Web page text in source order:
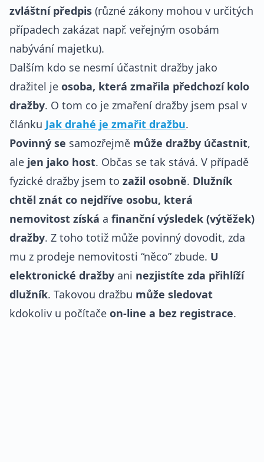
zvláštní předpis (různé zákony mohou v určitých
případech zakázat např. veřejným osobám
nabývání majetku).
Dalším kdo se nesmí účastnit dražby jako
dražitel je osoba, která zmařila předchozí kolo
dražby. O tom co je zmaření dražby jsem psal v
článku Jak drahé je zmařit dražbu.
Povinný se samozřejmě může dražby účastnit,
ale jen jako host. Občas se tak stává. V případě
fyzické dražby jsem to zažil osobně. Dlužník
chtěl znát co nejdříve osobu, která
nemovitost získá a finanční výsledek (výtěžek)
dražby. Z toho totiž může povinný dovodit, zda
mu z prodeje nemovitosti “něco” zbude. U
elektronické dražby ani nezjistíte zda přihlíží
dlužník. Takovou dražbu může sledovat
kdokoliv u počítače on-line a bez registrace.